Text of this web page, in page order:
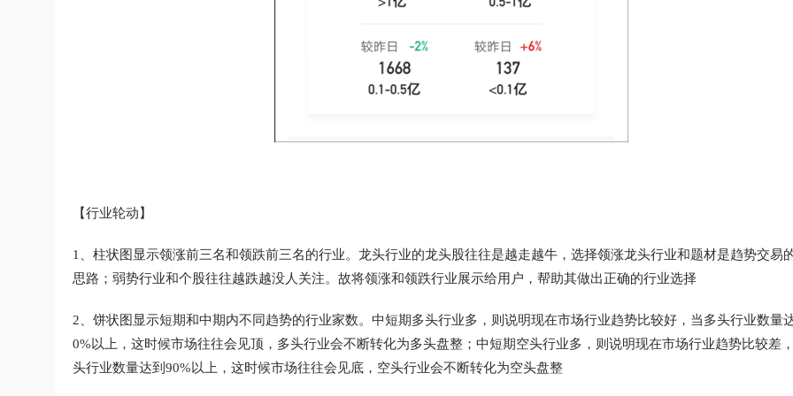
【行业轮动】
1、柱状图显示领涨前三名和领跌前三名的行业。龙头行业的龙头股往往是越走越牛，选择领涨龙头行业和题材是趋势交易
思路；弱势行业和个股往往越跌越没人关注。故将领涨和领跌行业展示给用户，帮助其做出正确的行业选择
2、饼状图显示短期和中期内不同趋势的行业家数。中短期多头行业多，则说明现在市场行业趋势比较好，当多头行业数量
0%以上，这时候市场往往会见顶，多头行业会不断转化为多头盘整；中短期空头行业多，则说明现在市场行业趋势比较差
头行业数量达到90%以上，这时候市场往往会见底，空头行业会不断转化为空头盘整